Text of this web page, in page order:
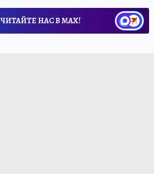
ЧИТАЙТЕ НАС В МАХ!